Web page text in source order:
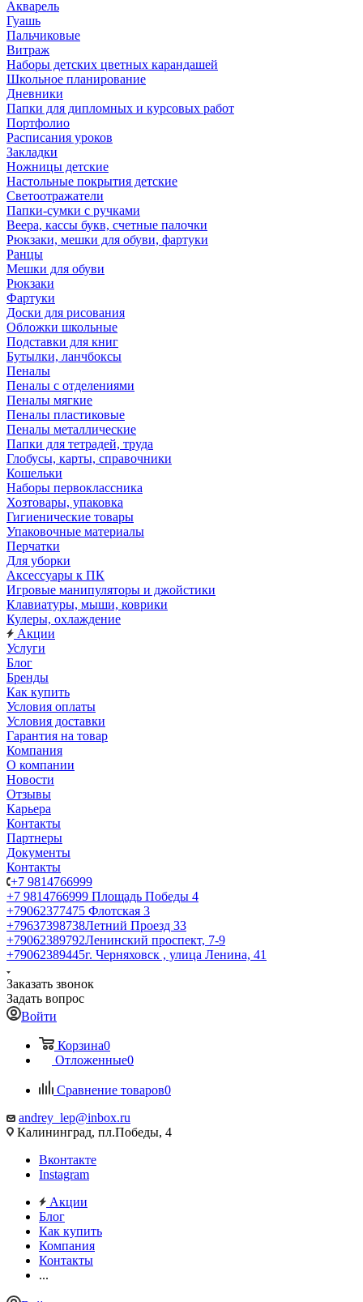
Акварель
Гуашь
Пальчиковые
Витраж
Наборы детских цветных карандашей
Школьное планирование
Дневники
Папки для дипломных и курсовых работ
Портфолио
Расписания уроков
Закладки
Ножницы детские
Настольные покрытия детские
Светоотражатели
Папки-сумки с ручками
Веера, кассы букв, счетные палочки
Рюкзаки, мешки для обуви, фартуки
Ранцы
Мешки для обуви
Рюкзаки
Фартуки
Доски для рисования
Обложки школьные
Подставки для книг
Бутылки, ланчбоксы
Пеналы
Пеналы с отделениями
Пеналы мягкие
Пеналы пластиковые
Пеналы металлические
Папки для тетрадей, труда
Глобусы, карты, справочники
Кошельки
Наборы первоклассника
Хозтовары, упаковка
Гигиенические товары
Упаковочные материалы
Перчатки
Для уборки
Аксессуары к ПК
Игровые манипуляторы и джойстики
Клавиатуры, мыши, коврики
Кулеры, охлаждение
Акции
Услуги
Блог
Бренды
Как купить
Условия оплаты
Условия доставки
Гарантия на товар
Компания
О компании
Новости
Отзывы
Карьера
Контакты
Партнеры
Документы
Контакты
+7 9814766999
+7 9814766999 Площадь Победы 4
+79062377475 Флотская 3
+79637398738Летний Проезд 33
+79062389792Ленинский проспект, 7-9
+79062389445г. Черняховск , улица Ленина, 41
Заказать звонок
Задать вопрос
Войти
Корзина0
Отложенные0
Сравнение товаров0
andrey_lep@inbox.ru
Калининград, пл.Победы, 4
Вконтакте
Instagram
Акции
Блог
Как купить
Компания
Контакты
...